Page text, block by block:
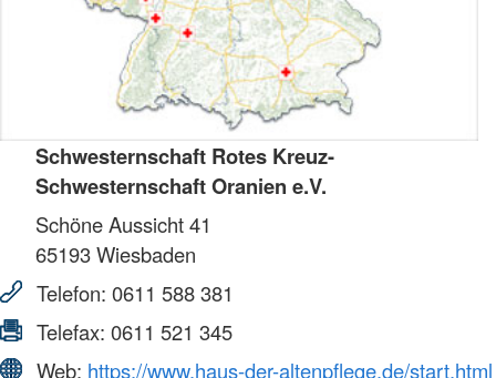
Schwesternschaft Rotes Kreuz-
Schwesternschaft Oranien e.V.
Schöne Aussicht 41
65193Wiesbaden
Telefon: 0611 588 381
Telefax: 0611 521 345
Web: https://www.haus-der-altenpflege.de/start.html